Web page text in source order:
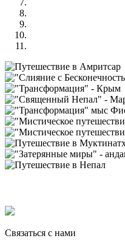
Связаться с нами